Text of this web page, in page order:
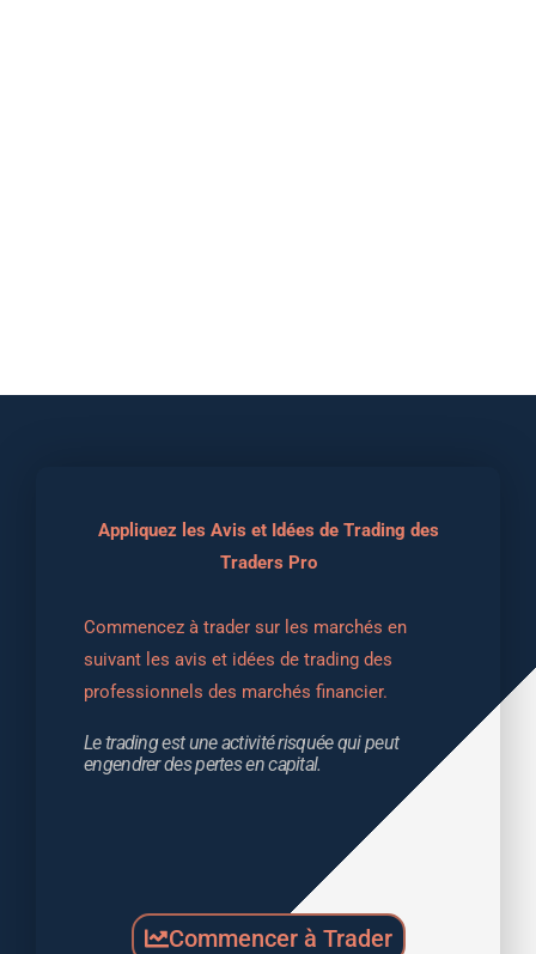
Appliquez les Avis et Idées de Trading des
Traders Pro
Commencez à trader sur les marchés en
suivant les avis et idées de trading des
professionnels des marchés financier.
Le trading est une activité risquée qui peut
engendrer des pertes en capital.
Commencer à Trader